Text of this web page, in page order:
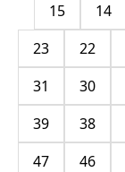
14
15
22
23
30
31
38
39
46
47